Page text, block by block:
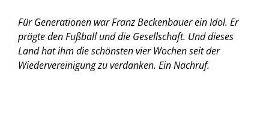
Für Generationen war Franz Beckenbauer ein Idol. Er
prägte den Fußball und die Gesellschaft. Und dieses
Land hat ihm die schönsten vier Wochen seit der
Wiedervereinigung zu verdanken. Ein Nachruf.